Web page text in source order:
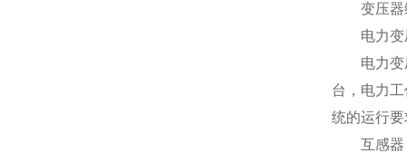
变压器
电力变
电力变压
台，电力
统的运行要
互感器